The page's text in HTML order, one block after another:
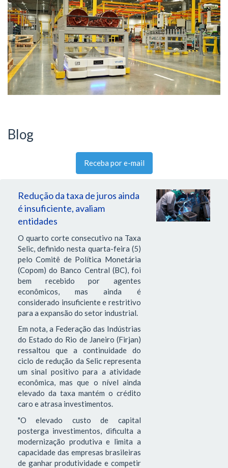
Blog
Receba por e-mail
Redução da taxa de juros ainda
é insuficiente, avaliam
entidades
O quarto corte consecutivo na Taxa
Selic, definido nesta quarta-feira (5)
pelo Comitê de Política Monetária
(Copom) do Banco Central (BC), foi
bem recebido por agentes
econômicos, mas ainda é
considerado insuficiente e restritivo
para a expansão do setor industrial.
Em nota, a Federação das Indústrias
do Estado do Rio de Janeiro (Firjan)
ressaltou que a continuidade do
ciclo de redução da Selic representa
um sinal positivo para a atividade
econômica, mas que o nível ainda
elevado da taxa mantém o crédito
caro e atrasa investimentos.
"O elevado custo de capital
posterga investimentos, dificulta a
modernização produtiva e limita a
capacidade das empresas brasileiras
de ganhar produtividade e competir